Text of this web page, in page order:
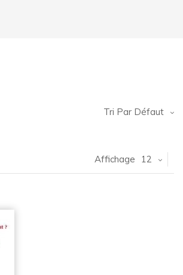
Tri Par Défaut
Affichage 12